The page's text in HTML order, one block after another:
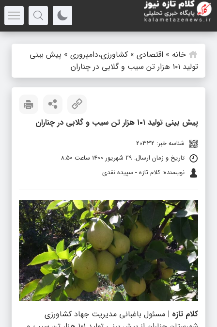
خانه » اقتصادی » کشاورزی،دامپروری » پیش بینی
تولید ۱۰۱ هزار تن سیب و گلابی در چناران
پیش بینی تولید ۱۰۱ هزار تن سیب و گلابی در چناران
شناسه خبر: 20332
تاریخ و زمان ارسال: 29 شهریور 1400 ساعت 8:50
نویسنده: کلام تازه - سپیده نقدی
کلام تازه | مسئول باغبانی مدیریت جهاد کشاورزی